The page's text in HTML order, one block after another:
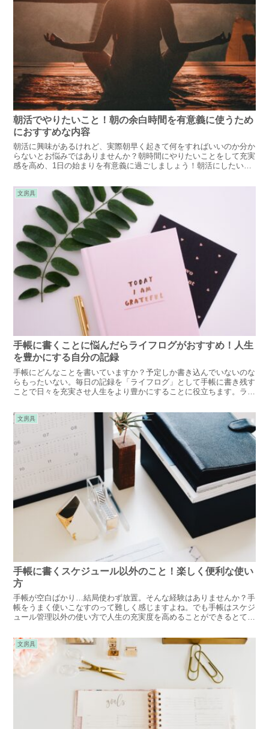
朝活でやりたいこと！朝の余白時間を有意義に使うため
におすすめな内容
朝活に興味があるけれど、実際朝早く起きて何をすればいいのか分か
らないとお悩みではありませんか？朝時間にやりたいことをして充実
感を高め、1日の始まりを有意義に過ごしましょう！朝活にしたいこ
文房具
手帳に書くことに悩んだらライフログがおすすめ！人生
を豊かにする自分の記録
手帳にどんなことを書いていますか？予定しか書き込んでいないのな
らもったいない。毎日の記録を「ライフログ」として手帳に書き残す
ことで日々を充実させ人生をより豊かにすることに役立ちます。ライ
す。
文房具
手帳に書くスケジュール以外のこと！楽しく便利な使い
方
手帳が空白ばかり…結局使わず放置。そんな経験はありませんか？手
帳をうまく使いこなすのって難しく感じますよね。でも手帳はスケジ
ュール管理以外の使い方で人生の充実度を高めることができるとても
介します。
文房具